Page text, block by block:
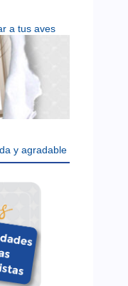
a tus aves
y agradable